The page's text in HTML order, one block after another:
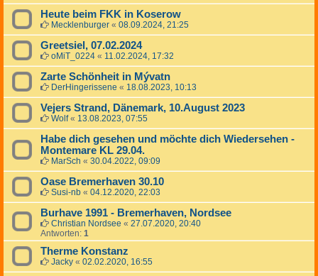
Heute beim FKK in Koserow
Mecklenburger « 08.09.2024, 21:25
Greetsiel, 07.02.2024
oMiT_0224 « 11.02.2024, 17:32
Zarte Schönheit in Mývatn
DerHingerissene « 18.08.2023, 10:13
Vejers Strand, Dänemark, 10.August 2023
Wolf« 13.08.2023, 07:55
Habe dich gesehen und möchte dich Wiedersehen -
Montemare KL 29.04.
MarSch « 30.04.2022, 09:09
Oase Bremerhaven 30.10
Susi-nb « 04.12.2020, 22:03
Burhave 1991 - Bremerhaven, Nordsee
Christian Nordsee « 27.07.2020, 20:40
Antworten: 1
Therme Konstanz
Jacky « 02.02.2020, 16:55